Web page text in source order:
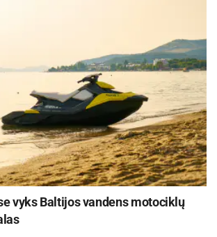
vyks Baltijos vandens motociklų